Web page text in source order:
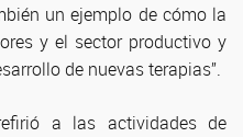
un ejemplo de cómo la
y el sector productivo y
de nuevas terapias”.
a las actividades de